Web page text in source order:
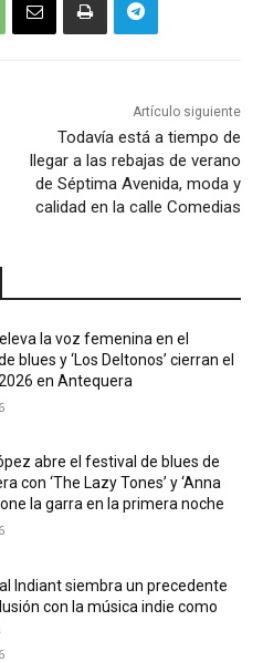
Artículo siguiente
Todavía está a tiempo de
llegar a las rebajas de verano
de Séptima Avenida, moda y
calidad en la calle Comedias
eleva la voz femenina en el
blues y ‘Los Deltonos’ cierran el
en Antequera
abre el festival de blues de
con ‘The Lazy Tones’ y ‘Anna
la garra en la primera noche
Indiant siembra un precedente
con la música indie como